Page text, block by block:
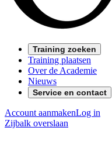
Training zoeken
Training plaatsen
Over de Academie
Nieuws
Service en contact
Account aanmakenLog in
Zijbalk overslaan